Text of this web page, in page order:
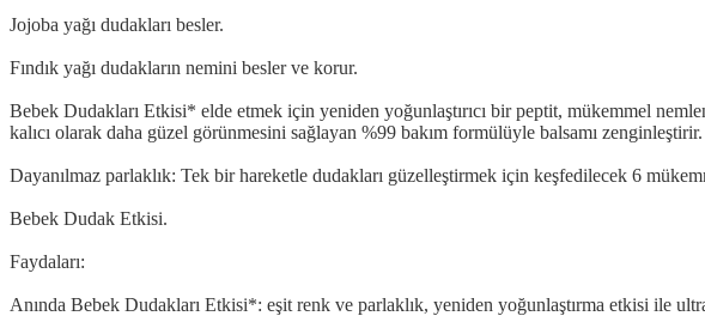
Jojoba yağı dudakları besler.
Fındık yağı dudakların nemini besler ve korur.
Bebek Dudakları Etkisi* elde etmek için yeniden yoğunlaştırıcı bir peptit, mükemmel
kalıcı olarak daha güzel görünmesini sağlayan %99 bakım formülüyle balsamı zenginleştirir.
Dayanılmaz parlaklık: Tek bir hareketle dudakları güzelleştirmek için keşfedilecek 6
Bebek Dudak Etkisi.
Faydaları:
Anında Bebek Dudakları Etkisi*: eşit renk ve parlaklık, yeniden yoğunlaştırma etkisi ile